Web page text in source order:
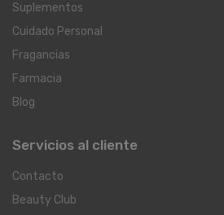
Suplementos
Cuidado Personal
Fragancias
Farmacia
Blog
Servicios al cliente
Contacto
Beauty Club